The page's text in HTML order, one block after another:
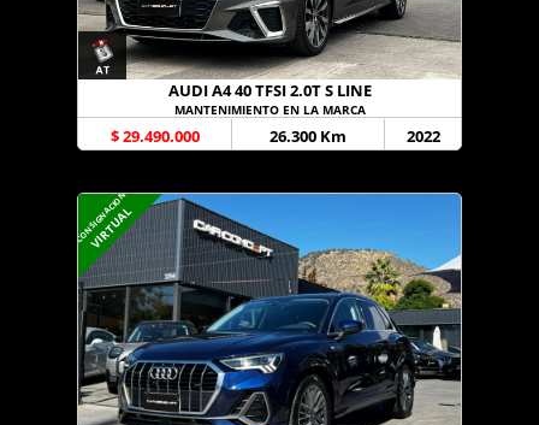
AUDI A4 40 TFSI 2.0T S LINE
MANTENIMIENTO EN LA MARCA
$ 29.490.000 26.300 Km 2022
CONSIGNACION
VIRTUAL